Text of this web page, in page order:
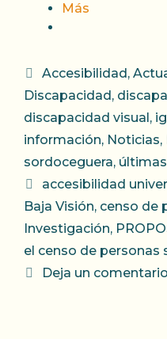
Más
Categorías
Accesibilidad ,
Discapacidad ,
discapacidad visual ,
información, Noticias,
sordoceguera,
Etiquetas
accesibilidad
Baja Visión, censo de
Investigación,
el censo de personas
Deja un comentario